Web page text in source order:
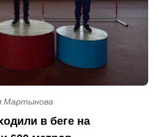
Мартынова
в беге на